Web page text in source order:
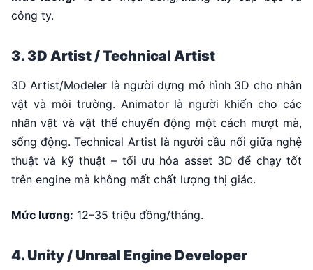
công ty.
3. 3D Artist / Technical Artist
3D Artist/Modeler là người dựng mô hình 3D cho nhân
vật và môi trường. Animator là người khiến cho các
nhân vật và vật thể chuyển động một cách mượt mà,
sống động. Technical Artist là người cầu nối giữa nghệ
thuật và kỹ thuật – tối ưu hóa asset 3D để chạy tốt
trên engine mà không mất chất lượng thị giác.
Mức lương: 12–35 triệu đồng/tháng.
4. Unity / Unreal Engine Developer